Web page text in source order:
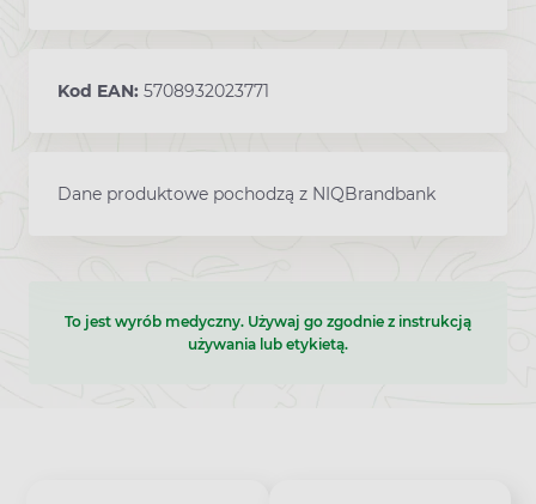
Kod EAN: 5708932023771
Dane produktowe pochodzą z NIQBrandbank
To jest wyrób medyczny. Używaj go zgodnie z instrukcją
używania lub etykietą.